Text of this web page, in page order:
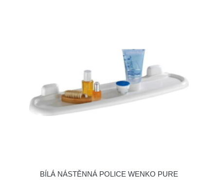
BÍLÁ NÁSTĚNNÁ POLICE WENKO PURE